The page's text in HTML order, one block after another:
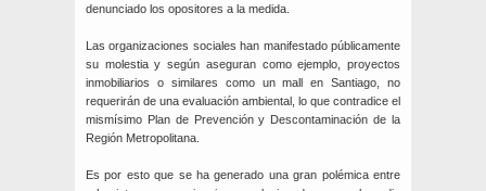
denunciado los opositores a la medida.
Las organizaciones sociales han manifestado públicamente
su molestia y según aseguran como ejemplo, proyectos
inmobiliarios o similares como un mall en Santiago, no
requerirán de una evaluación ambiental, lo que contradice el
mismísimo Plan de Prevención y Descontaminación de la
Región Metropolitana.
Es por esto que se ha generado una gran polémica entre